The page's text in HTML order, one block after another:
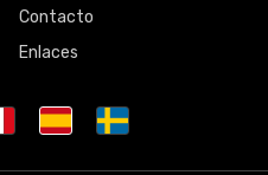
Contacto
Enlaces